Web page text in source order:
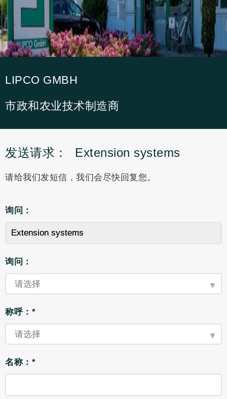
LIPCO GMBH
市政和农业技术制造商
发送请求： Extension systems
请给我们发短信，我们会尽快回复您。
询问：
询问：
称呼：*
名称：*